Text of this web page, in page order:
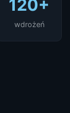
120+
wdrożeń